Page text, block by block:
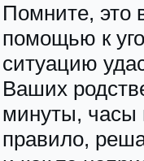
Помните, это
помощью к
ситуацию
Ваших
минуты, часы
правило,